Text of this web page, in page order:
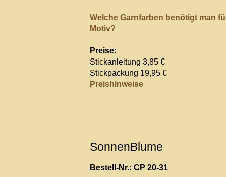
Welche Garnfarben benötigt man
Motiv?
Preise:
Stickanleitung 3,85 €
Stickpackung 19,95 €
Preishinweise
SonnenBlume
Bestell-Nr.: CP 20-31